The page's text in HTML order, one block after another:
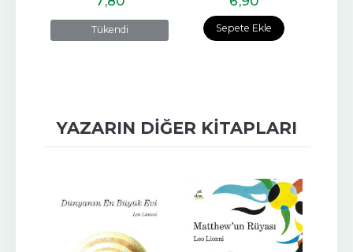
Tükendi Sepete Ekle
YAZARIN DIĞER KITAPLARI